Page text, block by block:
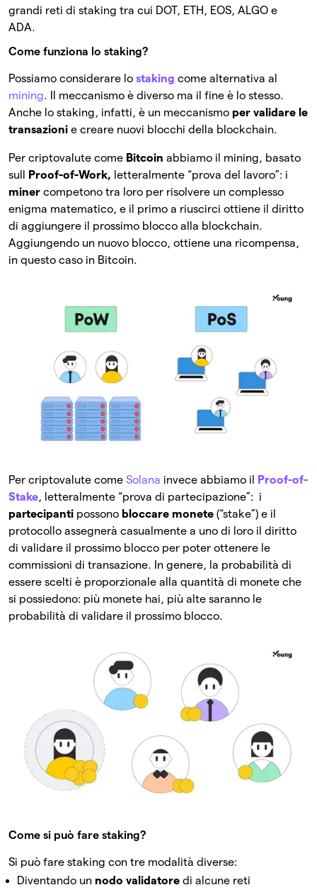
grandi reti di staking tra cui DOT, ETH, EOS, ALGO e
ADA.
Come funziona lo staking?
Possiamo considerare lo staking come alternativa al
mining. Il meccanismo è diverso ma il fine è lo stesso.
Anche lo staking, infatti, è un meccanismo per validare le
transazioni e creare nuovi blocchi della blockchain.
Per criptovalute come Bitcoin abbiamo il mining, basato
sull
Proof-of-Work, letteralmente “prova del lavoro”: i
miner competono tra loro per risolvere un complesso
enigma matematico, e il primo a riuscirci ottiene il diritto
di aggiungere il prossimo blocco alla blockchain.
Aggiungendo un nuovo blocco, ottiene una ricompensa,
in questo caso in Bitcoin.
Per criptovalute come Solana invece abbiamo il
Proof-of-
Stake, letteralmente “prova di partecipazione”: i
partecipanti possono bloccare monete (“stake”) e il
protocollo assegnerà casualmente a uno di loro il diritto
di validare il prossimo blocco per poter ottenere le
commissioni di transazione. In genere, la probabilità di
essere scelti è proporzionale alla quantità di monete che
si possiedono: più monete hai, più alte saranno le
probabilità di validare il prossimo blocco.
Come si può fare staking?
Si può fare staking con tre modalità diverse:
Diventando un nodo validatore di alcune reti